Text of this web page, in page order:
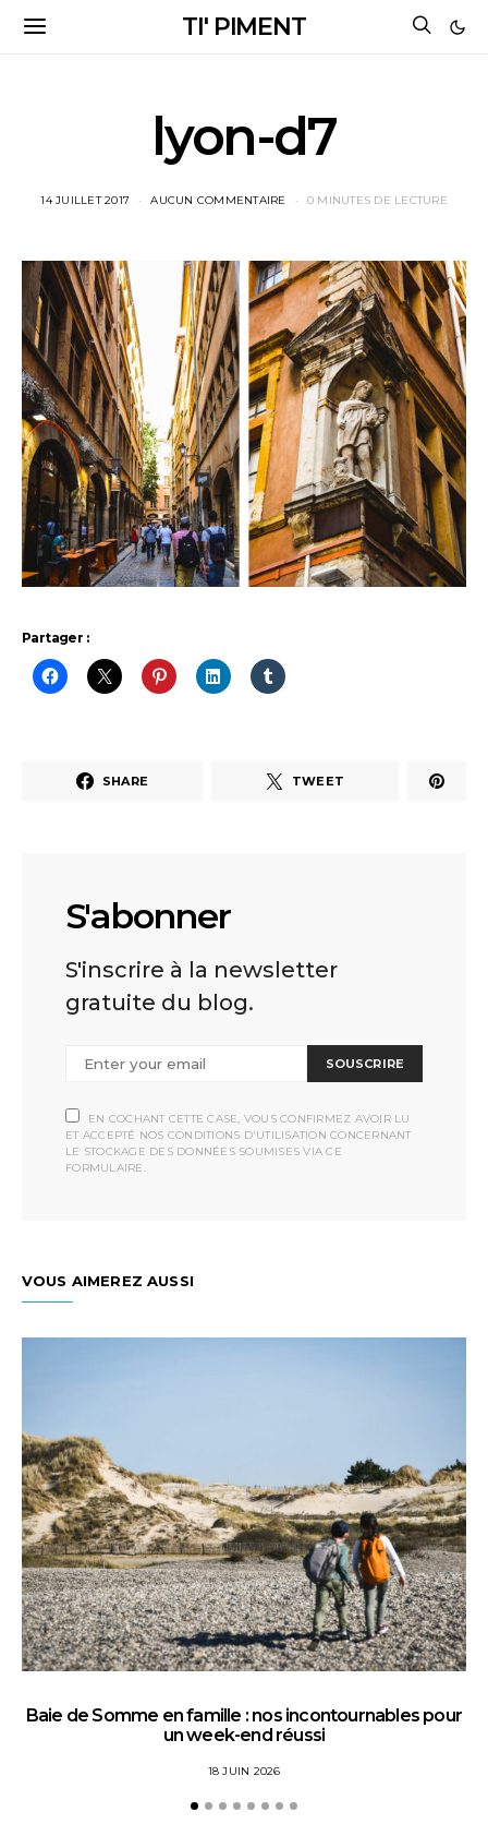
TI' PIMENT
lyon-d7
14 JUILLET 2017 AUCUN COMMENTAIRE 0 MINUTES DE LECTURE
Partager :
SHARE TWEET
S'abonner
S'inscrire à la newsletter
gratuite du blog.
SOUSCRIRE
EN COCHANT CETTE CASE, VOUS CONFIRMEZ AVOIR LU
ET ACCEPTÉ NOS CONDITIONS D'UTILISATION CONCERNANT
LE STOCKAGE DES DONNÉES SOUMISES VIA CE
FORMULAIRE.
VOUS AIMEREZ AUSSI
Baie de Somme en famille : nos incontournables pour
un week-end réussi
18 JUIN 2026